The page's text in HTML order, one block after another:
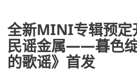
全新MINI专辑预定
民谣金属——暮色
的歌谣》首发